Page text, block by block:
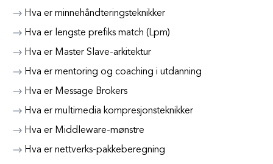
Hva er minnehåndteringsteknikker
Hva er lengste prefiks match (Lpm)
Hva er Master Slave-arkitektur
Hva er mentoring og coaching i utdanning
Hva er Message Brokers
Hva er multimedia kompresjonsteknikker
Hva er Middleware-mønstre
Hva er nettverks-pakkeberegning